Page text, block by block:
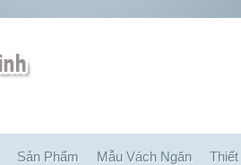
Sản Phẩm Mẫu Vách Ngăn